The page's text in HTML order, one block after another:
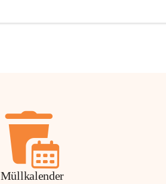
Müllkalender